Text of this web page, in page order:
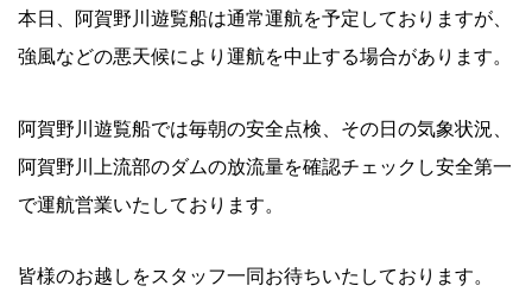
本日、阿賀野川遊覧船は通常運航を予定しておりますが、
強風などの悪天候により運航を中止する場合があります。
阿賀野川遊覧船では毎朝の安全点検、その日の気象状況、
阿賀野川上流部のダムの放流量を確認チェックし安全第一
で運航営業いたしております。
皆様のお越しをスタッフ一同お待ちいたしております。